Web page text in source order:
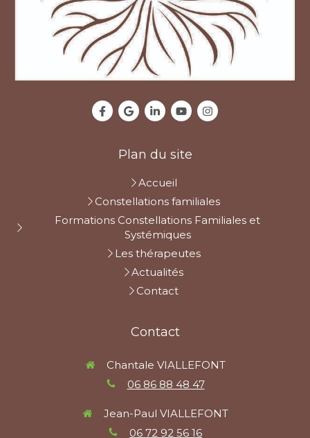
Plan du site
Accueil
Constellations familiales
Formations Constellations Familiales et
Systémiques
Les thérapeutes
Actualités
Contact
Contact
Chantale VIALLEFONT
06 86 88 48 47
Jean-Paul VIALLEFONT
06 72 92 56 16